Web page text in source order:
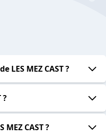
LES MEZ CAST ?
?
CAST ?